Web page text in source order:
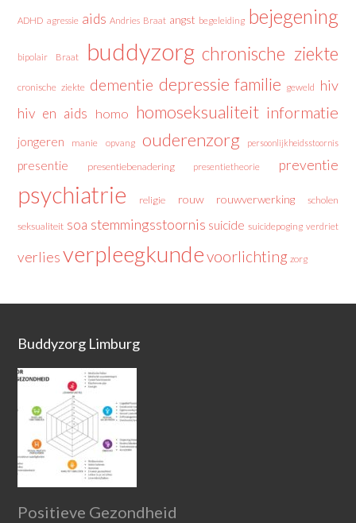
ADHD agressie aids Andries Braat angst begeleiding bejegening
bipolair Braat buddyzorg chronische ziekte
cronische ziekte dementie depressie familie geweld hiv
hiv en aids homo homoseksualiteit informatie
jongeren manie opvang ouderenzorg persoonlijkheidsstoornis
presentie presentiebenadering presentietheorie preventie
psychiatrie religie rouw rouwverwerking scholen
seksualiteit soa stemmingsstoornis suicide suicidepoging verdriet
verlies verpleegkundevoorlichting zorg
Buddyzorg Limburg
Positieve Gezondheid